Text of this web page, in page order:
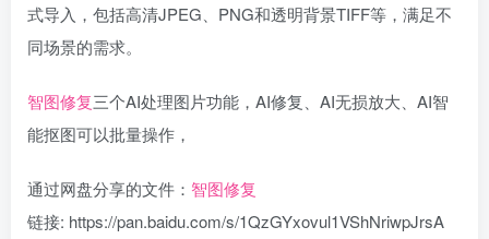
式导入，包括高清JPEG、PNG和透明背景TIFF等，满足不
同场景的需求。
智图修复三个AI处理图片功能，AI修复、AI无损放大、AI智
能抠图可以批量操作，
通过网盘分享的文件： 智图修复
链接: https://pan.baidu.com/s/1QzGYxovul1VShNriwpJrsA